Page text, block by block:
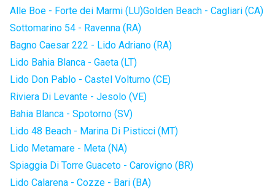
Alle Boe - Forte dei Marmi (LU)Golden Beach - Cagliari (CA)
Sottomarino 54 - Ravenna (RA)
Bagno Caesar 222 - Lido Adriano (RA)
Lido Bahia Blanca - Gaeta (LT)
Lido Don Pablo - Castel Volturno (CE)
Riviera Di Levante - Jesolo (VE)
Bahia Blanca - Spotorno (SV)
Lido 48 Beach - Marina Di Pisticci (MT)
Lido Metamare - Meta (NA)
Spiaggia Di Torre Guaceto - Carovigno (BR)
Lido Calarena - Cozze - Bari (BA)